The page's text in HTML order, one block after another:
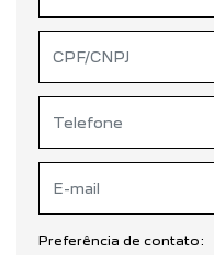
Preferência de contato: